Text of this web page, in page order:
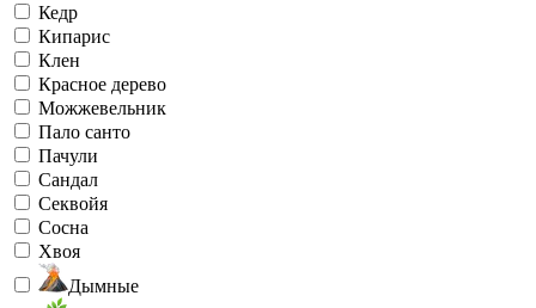
Кедр
Кипарис
Клен
Красное дерево
Можжевельник
Пало санто
Пачули
Сандал
Секвойя
Сосна
Хвоя
Дымные